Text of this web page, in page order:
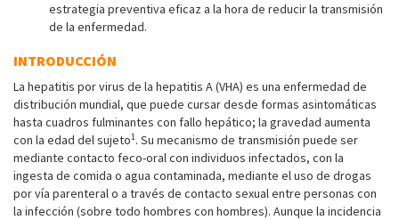
estrategia preventiva eficaz a la hora de reducir la transmisión
de la enfermedad.
INTRODUCCIÓN
La hepatitis por virus de la hepatitis A (VHA) es una enfermedad de
distribución mundial, que puede cursar desde formas asintomáticas
hasta cuadros fulminantes con fallo hepático; la gravedad aumenta
con la edad del sujeto1. Su mecanismo de transmisión puede ser
mediante contacto feco-oral con individuos infectados, con la
ingesta de comida o agua contaminada, mediante el uso de drogas
por vía parenteral o a través de contacto sexual entre personas con
la infección (sobre todo hombres con hombres). Aunque la incidencia